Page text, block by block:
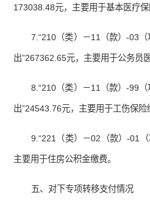
173038.48元，主要用于基本医疗保
7.“210（类）－11（款）-03
出”267362.65元，主要用于公务员
8.“210（类）－11（款）-99
出”24543.76元，主要用于工伤保险
9.“221（类）－02（款）-01
主要用于住房公积金缴费。
五、对下专项转移支付情况